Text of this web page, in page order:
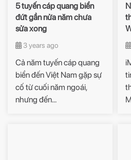
5 tuyến cáp quang biển
đứt gần nửa năm chưa
sửa xong
3 years ago
Cả năm tuyến cáp quang
biển đến Việt Nam gặp sự
cố từ cuối năm ngoái,
nhưng đến...